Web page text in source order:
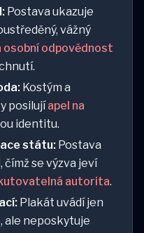
Postava ukazuje
vážný
osobní odpovědnost
Kostým a
posilujíapel na
identitu.
státu: Postava
se výzva jeví
autorita.
Plakát uvádí jen
ale neposkytuje